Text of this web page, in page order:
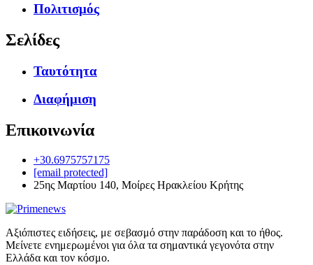
Πολιτισμός
Σελίδες
Ταυτότητα
Διαφήμιση
Επικοινωνία
+30.6975757175
[email protected]
25ης Μαρτίου 140, Μοίρες Ηρακλείου Κρήτης
Αξιόπιστες ειδήσεις, με σεβασμό στην παράδοση και το ήθος.
Μείνετε ενημερωμένοι για όλα τα σημαντικά γεγονότα στην
Ελλάδα και τον κόσμο.